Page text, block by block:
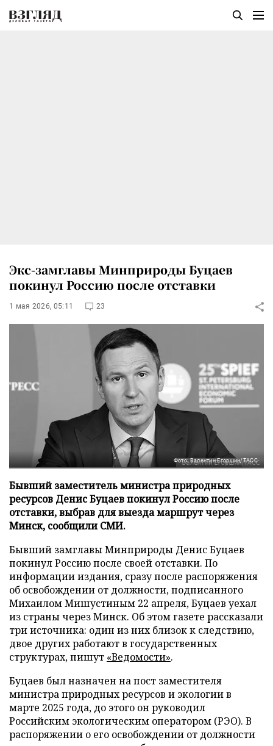
Экс-замглавы Минприроды Буцаев
покинул Россию после отставки
1 мая 2026, 05:11 23
Фото: Валентин Егоршин/ТАСС
Бывший заместитель министра природных
ресурсов Денис Буцаев покинул Россию после
отставки, выбрав для выезда маршрут через
Минск, сообщили СМИ.
Бывший замглавы Минприроды Денис Буцаев
покинул Россию после своей отставки. По
информации издания, сразу после распоряжения
об освобождении от должности, подписанного
Михаилом Мишустиным 22 апреля, Буцаев уехал
из страны через Минск. Об этом газете рассказали
три источника: один из них близок к следствию,
двое других работают в государственных
структурах, пишут «Ведомости».
Буцаев был назначен на пост заместителя
министра природных ресурсов и экологии в
марте 2025 года, до этого он руководил
Российским экологическим оператором (РЭО). В
распоряжении о его освобождении от должности